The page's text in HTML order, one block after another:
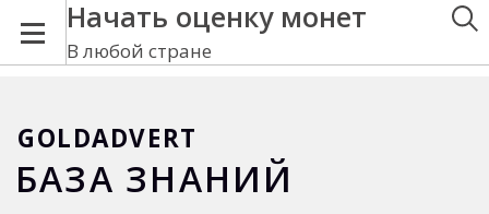
Начать оценку монет
В любой стране
GOLDADVERT
БАЗА ЗНАНИЙ